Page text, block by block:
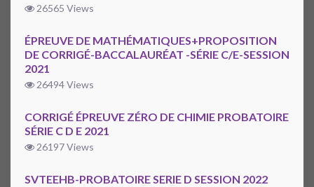
26565 Views
ÉPREUVE DE MATHÉMATIQUES+PROPOSITION
DE CORRIGÉ-BACCALAURÉAT -SÉRIE C/E-SESSION
2021
26494 Views
CORRIGÉ ÉPREUVE ZÉRO DE CHIMIE PROBATOIRE
SÉRIE C D E 2021
26197 Views
SVTEEHB-PROBATOIRE SERIE D SESSION 2022